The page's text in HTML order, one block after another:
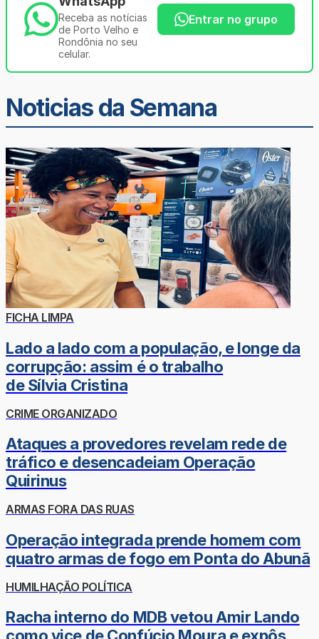
Receba as notícias
de Porto Velho e
Rondônia no seu
celular.
Entrar no grupo
Noticias da Semana
FICHA LIMPA
Lado a lado com a população, e longe da
corrupção: assim é o trabalho
de Sílvia Cristina
CRIME ORGANIZADO
Ataques a provedores revelam rede de
tráfico e desencadeiam Operação
Quirinus
ARMAS FORA DAS RUAS
Operação integrada prende homem com
quatro armas de fogo em Ponta do Abunã
HUMILHAÇÃO POLÍTICA
Racha interno do MDB vetou Amir Lando